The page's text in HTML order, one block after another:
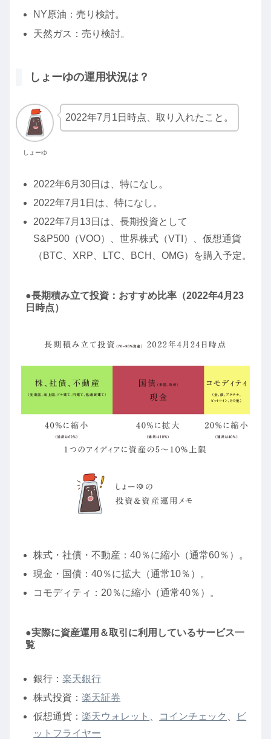
NY原油：売り検討。
天然ガス：売り検討。
しょーゆの運用状況は？
しょーゆ
2022年7月1日時点、取り入れたこと。
2022年6月30日は、特になし。
2022年7月1日は、特になし。
2022年7月13日は、長期投資として
S&P500（VOO）、世界株式（VTI）、仮想通貨
（BTC、XRP、LTC、BCH、OMG）を購入予定。
●長期積み立て投資：おすすめ比率（2022年4月23
日時点）
株式・社債・不動産：40％に縮小（通常60％）。
現金・国債：40％に拡大（通常10％）。
コモディティ：20％に縮小（通常40％）。
●実際に資産運用＆取引に利用しているサービス一
覧
銀行：楽天銀行
株式投資：楽天証券
仮想通貨：楽天ウォレット コインチェック
ビ
ットフライヤー